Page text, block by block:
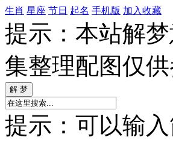
生肖 星座 节日 起名 手机版 加入收藏
提示：本站解
集整理配图仅
提示：可以输入